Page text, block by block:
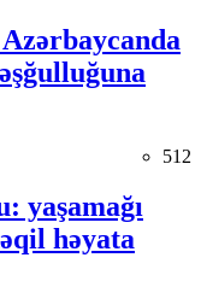
512
yaşamağı
həyata